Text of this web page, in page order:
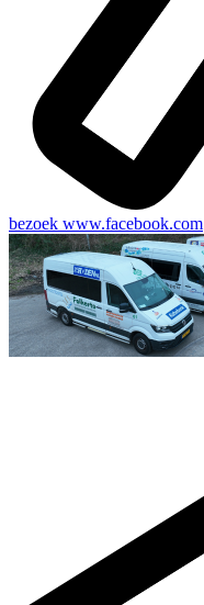
bezoek www.facebook.com